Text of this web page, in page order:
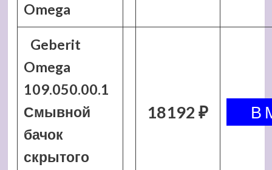
Omega
Geberit
Omega
109.050.00.1
Смывной
бачок
скрытого
18192 ₽